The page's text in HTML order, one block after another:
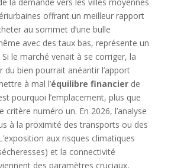
offrant un meilleur rapport
au sommet d’une bulle
avec des taux bas, représente un
le marché venait à se corriger, la
du bien pourrait anéantir l’apport
à mal l’équilibre financierde
pourquoi l’emplacement, plus que
critère numéro un. En 2026, l’analyse
à la proximité des transports ou des
aux risques climatiques
et la connectivité
des paramètres cruciaux,